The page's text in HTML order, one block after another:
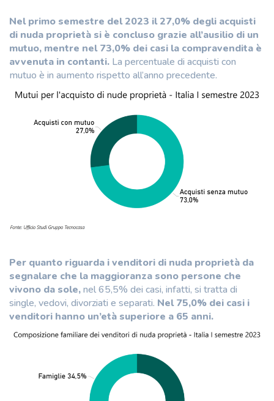
Nel primo semestre del 2023 il 27,0% degli acquisti
di nuda proprietà si è concluso grazie all’ausilio di un
mutuo, mentre nel 73,0% dei casi la compravendita è
avvenuta in contanti. La percentuale di acquisti con
mutuo è in aumento rispetto all’anno precedente.
Per quanto riguarda i venditori di nuda proprietà da
segnalare che la maggioranza sono persone che
vivono da sole,nel 65,5% dei casi, infatti, si tratta di
single, vedovi, divorziati e separati. Nel 75,0% dei casi i
venditori hanno un’età superiore a 65 anni.